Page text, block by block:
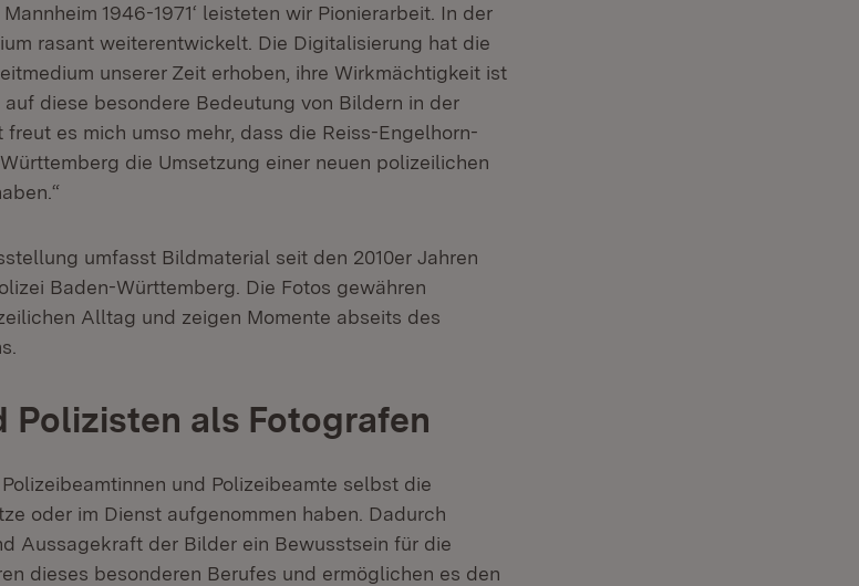
1946-1971‘ leisteten wir Pionierarbeit. In der
rasant weiterentwickelt. Die Digitalisierung hat die
unserer Zeit erhoben, ihre Wirkmächtigkeit ist
diese besondere Bedeutung von Bildern in der
es mich umso mehr, dass die Reiss-Engelhorn-
die Umsetzung einer neuen polizeilichen
umfasst Bildmaterial seit den 2010er Jahren
Baden-Württemberg. Die Fotos gewähren
Alltag und zeigen Momente abseits des
Polizisten als Fotografen
und Polizeibeamte selbst die
oder im Dienst aufgenommen haben. Dadurch
Aussagekraft der Bilder ein Bewusstsein für die
dieses besonderen Berufes und ermöglichen es den